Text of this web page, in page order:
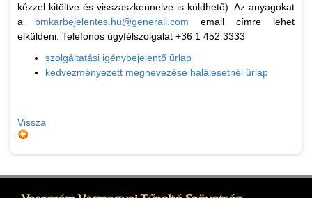
kézzel kitöltve és visszaszkennelve is küldhető). Az anyagokat
a bmkarbejelentes.hu@generali.com email címre lehet
elküldeni. Telefonos ügyfélszolgálat +36 1 452 3333
szolgáltatási igénybejelentő űrlap
kedvezményezett megnevezése halálesetnél űrlap
Vissza